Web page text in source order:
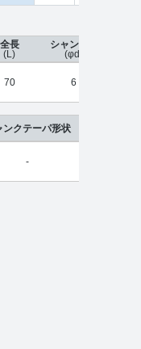
全長
(L)
70
シャンク径
(φd)
6
ンクテーパ形状
-